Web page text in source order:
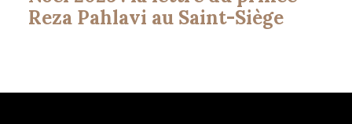
Reza Pahlavi au Saint-Siège